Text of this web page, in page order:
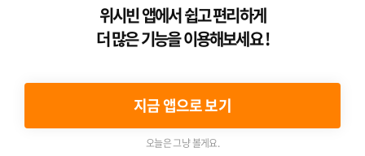
Venture Enterprise위시빈 앱에서 쉽고 편리하게
더 많은 기능을 이용해보세요 !
지금 앱으로 보기
오늘은 그냥 볼게요.